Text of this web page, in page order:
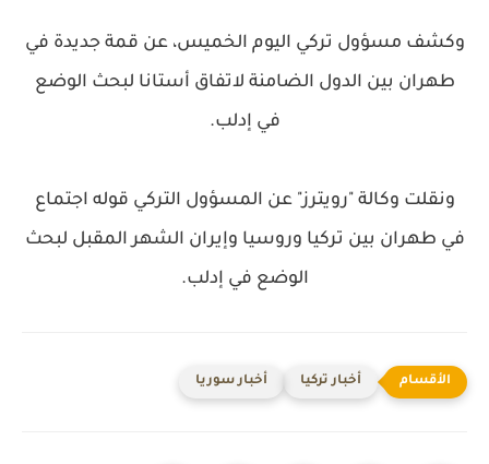
وكشف مسؤول تركي اليوم الخميس، عن قمة جديدة في
طهران بين الدول الضامنة لاتفاق أستانا لبحث الوضع
في إدلب.
ونقلت وكالة "رويترز" عن المسؤول التركي قوله اجتماع
في طهران بين تركيا وروسيا وإيران الشهر المقبل لبحث
الوضع في إدلب.
أخبار تركيا أخبار سوريا